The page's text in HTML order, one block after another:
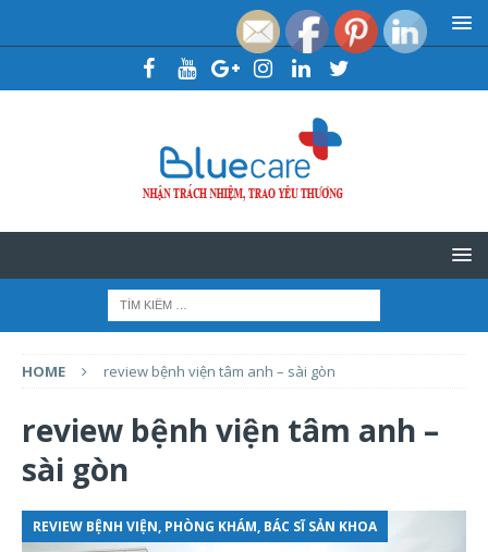
HOME review bệnh viện tâm anh – sài gòn
review bệnh viện tâm anh –
sài gòn
REVIEW BỆNH VIỆN, PHÒNG KHÁM, BÁC SĨ SẢN KHOA